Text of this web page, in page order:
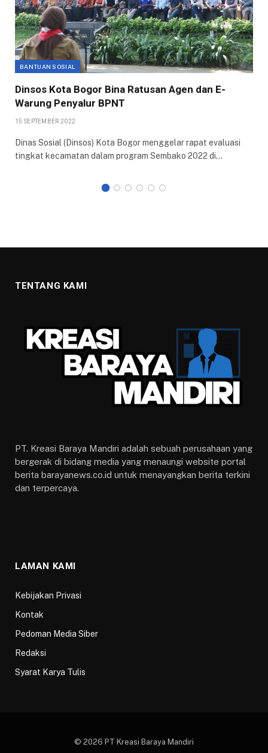
BANTUAN SOSIAL
Dinsos Kota Bogor Bina Ratusan Agen dan E-
Warung Penyalur BPNT
15 SEPTEMBER 2022
Dinas Sosial (Dinsos) Kota Bogor menggelar rapat evaluasi
tingkat kecamatan dalam program Sembako 2022 di…
TENTANG KAMI
PT. Kreasi Baraya Mandiri adalah sebuah perusahaan yang
bergerak di bidang media yang menaungi website portal
berita barayanews.co.id untuk menayangkan berita terkini
dan terpercaya.
LAMAN KAMI
Kebijakan Privasi
Kontak
Pedoman Media Siber
Redaksi
Syarat Karya Tulis
© 2026 PT Kreasi Baraya Mandiri